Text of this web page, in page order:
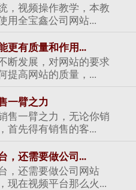
，视频操作教学，本教
用全宝鑫公司网站...
更有质量和作用...
断发展，对网站的要求
提高网站的质量，...
一臂之力
售一臂之力，无论你销
首先得有销售的客...
，还需要做公司...
，还需要做公司网站
现在视频平台那么火...